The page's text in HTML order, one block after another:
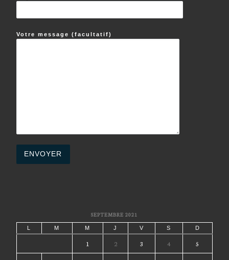
Votre message (facultatif)
SEPTEMBRE 2021
M M J V S D
1 2 3 4 5